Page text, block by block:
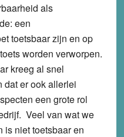
als
een
toetsbaar zijn en op
worden verworpen.
kreeg al snel
dat er ook allerlei
een grote rol
Veel van wat we
is niet toetsbaar en